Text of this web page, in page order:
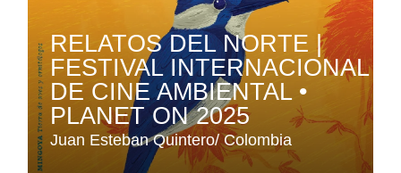
RELATOS DEL NORTE |
FESTIVAL INTERNACIONAL
DE CINE AMBIENTAL •
PLANET ON 2025
Juan Esteban Quintero Colombia